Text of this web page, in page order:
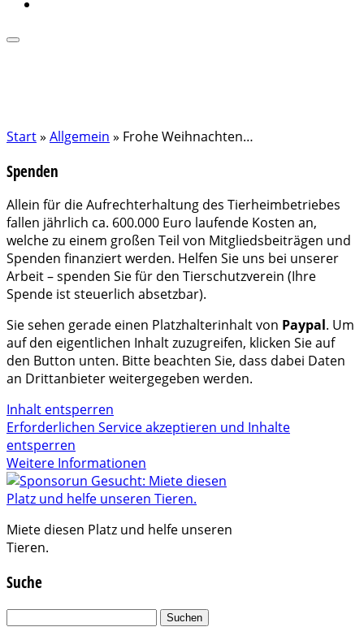
Start» Allgemein » Frohe Weihnachten…
Spenden
Allein für die Aufrechterhaltung des Tierheimbetriebes
fallen jährlich ca. 600.000 Euro laufende Kosten an,
welche zu einem großen Teil von Mitgliedsbeiträgen und
Spenden finanziert werden. Helfen Sie uns bei unserer
Arbeit – spenden Sie für den Tierschutzverein (Ihre
Spende ist steuerlich absetzbar).
Sie sehen gerade einen Platzhalterinhalt von Paypal. Um
auf den eigentlichen Inhalt zuzugreifen, klicken Sie auf
den Button unten. Bitte beachten Sie, dass dabei Daten
an Drittanbieter weitergegeben werden.
Inhalt entsperren
Erforderlichen Service akzeptieren und Inhalte
entsperren
Weitere Informationen
Miete diesen Platz und helfe unseren
Tieren.
Suche
Suchen